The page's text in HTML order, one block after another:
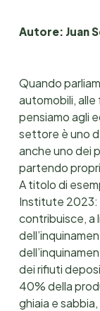
Autore: Juan
Quando
automobili, alle
pensiamo agli
settore è uno
anche uno dei
partendo
A titolo di
Institute 2023:
contribuisce, a
dei rifiuti
40% della
ghiaia e